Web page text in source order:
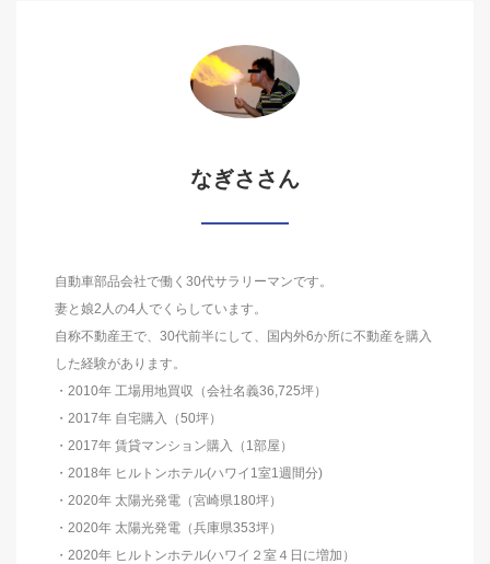
なぎささん
自動車部品会社で働く30代サラリーマンです。
妻と娘2人の4人でくらしています。
自称不動産王で、30代前半にして、国内外6か所に不動産を購入
した経験があります。
・2010年 工場用地買収（会社名義36,725坪）
・2017年 自宅購入（50坪）
・2017年 賃貸マンション購入（1部屋）
・2018年 ヒルトンホテル(ハワイ1室1週間分)
・2020年 太陽光発電（宮崎県180坪）
・2020年 太陽光発電（兵庫県353坪）
・2020年 ヒルトンホテル(ハワイ２室４日に増加）